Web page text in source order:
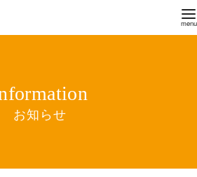
お知らせ